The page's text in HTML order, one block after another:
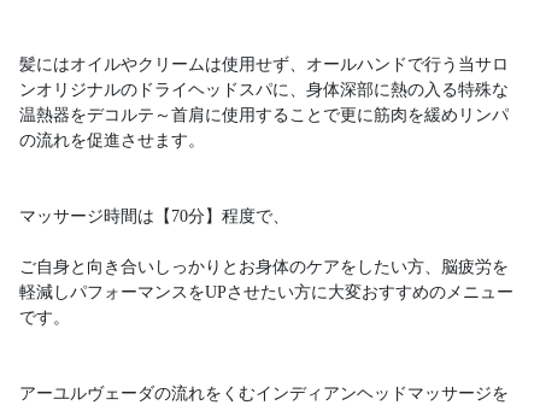
髪にはオイルやクリームは使用せず、オールハンドで行う当サロ
ンオリジナルのドライヘッドスパに、身体深部に熱の入る特殊な
温熱器をデコルテ～首肩に使用することで更に筋肉を緩めリンパ
の流れを促進させます。
マッサージ時間は【70分】程度で、
ご自身と向き合いしっかりとお身体のケアをしたい方、脳疲労を
軽減しパフォーマンスをUPさせたい方に大変おすすめのメニュー
です。
アーユルヴェーダの流れをくむインディアンヘッドマッサージを